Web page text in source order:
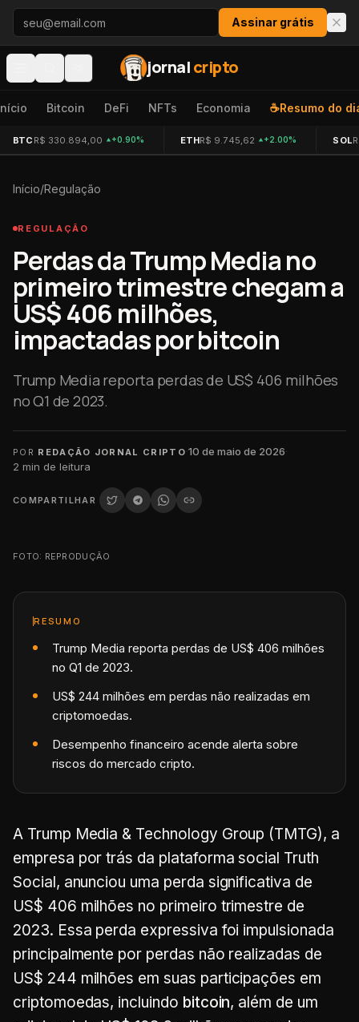
Pular para o conteúdo
Assinar grátis
jornalcripto
Bitcoin DeFi NFTs Economia ☕Resumo do
BTC R$ 330.894,00 +0.90% ETHR$ 9.745,62 +2.00% SOL
Início/Regulação
REGULAÇÃO
Perdas da Trump Media no
primeiro trimestre chegam a
US$ 406 milhões,
impactadas por bitcoin
Trump Media reporta perdas de US$ 406 milhões
no Q1 de 2023.
POR REDAÇÃO JORNAL CRIPTO·10 de maio de 2026·
2 min de leitura
COMPARTILHAR
FOTO: REPRODUÇÃO
RESUMO
Trump Media reporta perdas de US$ 406 milhões
no Q1 de 2023.
US$ 244 milhões em perdas não realizadas em
criptomoedas.
Desempenho financeiro acende alerta sobre
riscos do mercado cripto.
A Trump Media & Technology Group (TMTG), a
empresa por trás da plataforma social Truth
Social, anunciou uma perda significativa de
US$ 406 milhões no primeiro trimestre de
2023. Essa perda expressiva foi impulsionada
principalmente por perdas não realizadas de
US$ 244 milhões em suas participações em
criptomoedas, incluindo bitcoin, além de um